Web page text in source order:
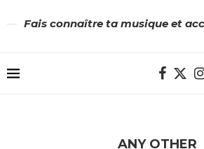
Fais connaître ta musique et
ANY OTHER